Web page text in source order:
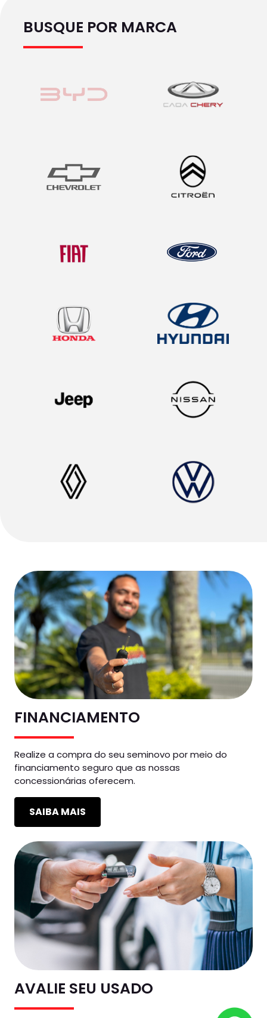
BUSQUE POR MARCA
FINANCIAMENTO
Realize a compra do seu seminovo por meio do
financiamento seguro que as nossas
concessionárias oferecem.
SAIBA MAIS
AVALIE SEU USADO